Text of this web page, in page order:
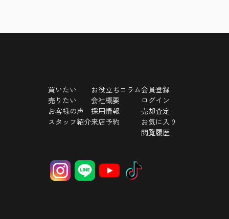
買いたい
売りたい
お客様の声
スタッフ紹介
お役立ちコラム
会社概要
採用情報
来店予約
会員登録
ログイン
売却査定
お気に入り
閲覧履歴